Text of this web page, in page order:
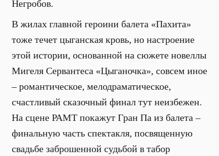
Негробов.
В жилах главной героини балета «Пахита»
тоже течет цыганская кровь, но настроение
этой истории, основанной на сюжете новеллы
Мигеля Сервантеса «Цыганочка», совсем иное
– романтическое, мелодраматическое,
счастливый сказочный финал тут неизбежен.
На сцене РАМТ покажут Гран Па из балета –
финальную часть спектакля, посвященную
свадьбе заброшенной судьбой в табор